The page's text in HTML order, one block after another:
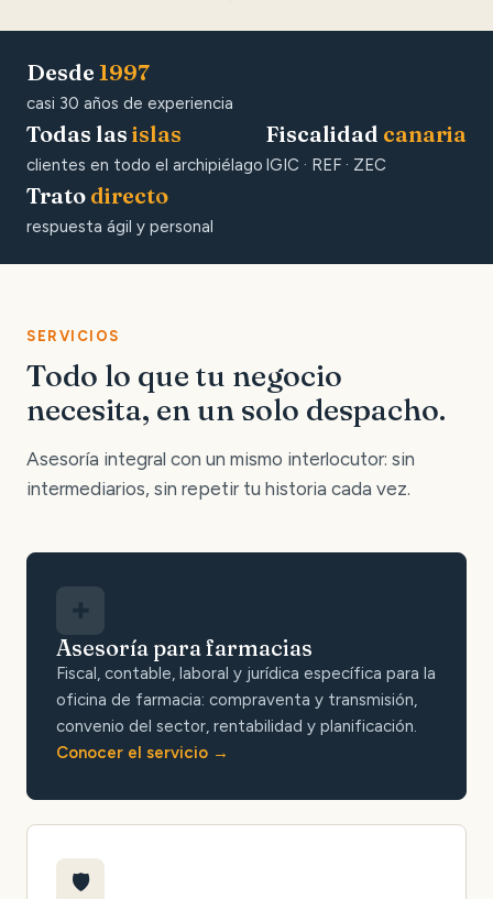
Desde 1997
casi 30 años de experiencia
Todas las islas
clientes en todo el archipiélago
Fiscalidad canaria
IGIC · REF · ZEC
Trato directo
respuesta ágil y personal
SERVICIOS
Todo lo que tu negocio
necesita, en un solo despacho.
Asesoría integral con un mismo interlocutor: sin
intermediarios, sin repetir tu historia cada vez.
Asesoría para farmacias
Fiscal, contable, laboral y jurídica específica para la
oficina de farmacia: compraventa y transmisión,
convenio del sector, rentabilidad y planificación.
Conocer el servicio
🛡️